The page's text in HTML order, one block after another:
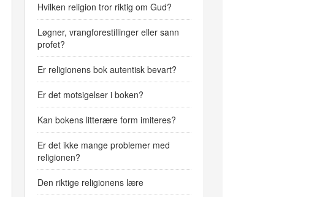
Hvilken religion tror riktig om Gud?
Løgner, vrangforestillinger eller sann
profet?
Er religionens bok autentisk bevart?
Er det motsigelser i boken?
Kan bokens litterære form imiteres?
Er det ikke mange problemer med
religionen?
Den riktige religionens lære